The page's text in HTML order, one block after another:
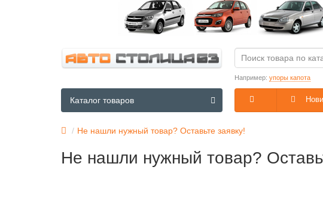
Например: упоры капота
Каталог товаров
Не нашли нужный товар? Оставьте заявку!
Не нашли нужный товар?